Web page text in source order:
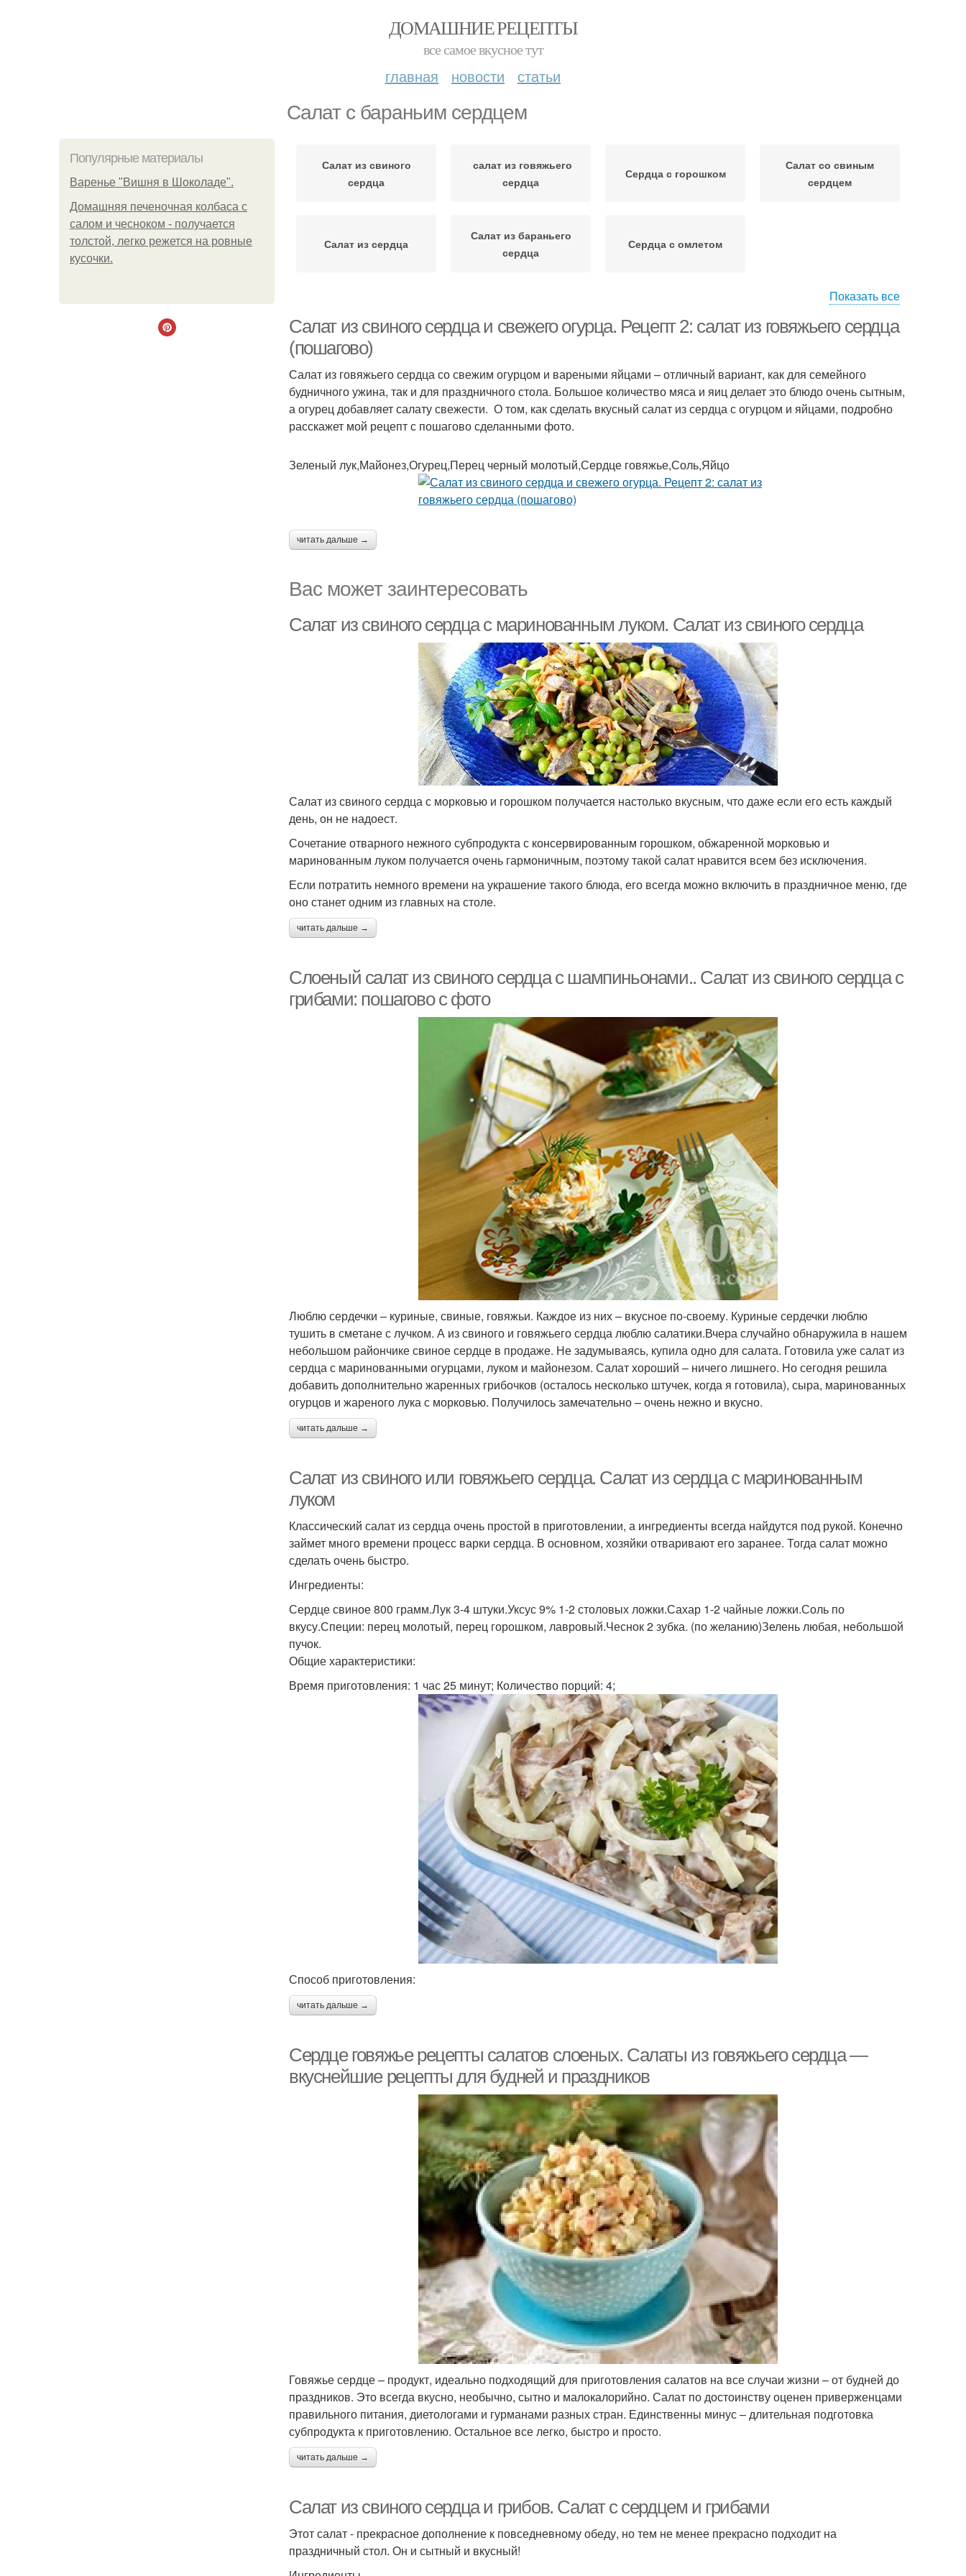
ДОМАШНИЕ РЕЦЕПТЫ
все самое вкусное тут
главная новости статьи
Салат с бараньим сердцем
Популярные материалы
Варенье "Вишня в Шоколаде".
Домашняя печеночная колбаса с
салом и чесноком - получается
толстой, легко режется на ровные
кусочки.
Салат из свиного
сердца
салат из говяжьего
сердца
Сердца с горошком
Салат со свиным
сердцем
Салат из сердца
Салат из бараньего
сердца
Сердца с омлетом
Показать все
Салат из свиного сердца и свежего огурца. Рецепт 2: салат из говяжьего сердца
(пошагово)
Салат из говяжьего сердца со свежим огурцом и вареными яйцами – отличный вариант, как для семейного
будничного ужина, так и для праздничного стола. Большое количество мяса и яиц делает это блюдо очень сытным,
а огурец добавляет салату свежести. О том, как сделать вкусный салат из сердца с огурцом и яйцами, подробно
расскажет мой рецепт с пошагово сделанными фото.
Зеленый лук,Майонез,Огурец,Перец черный молотый,Сердце говяжье,Соль,Яйцо
читать дальше →
Вас может заинтересовать
Салат из свиного сердца с маринованным луком. Салат из свиного сердца
Салат из свиного сердца с морковью и горошком получается настолько вкусным, что даже если его есть каждый
день, он не надоест.
Сочетание отварного нежного субпродукта с консервированным горошком, обжаренной морковью и
маринованным луком получается очень гармоничным, поэтому такой салат нравится всем без исключения.
Если потратить немного времени на украшение такого блюда, его всегда можно включить в праздничное меню, где
оно станет одним из главных на столе.
читать дальше →
Слоеный салат из свиного сердца с шампиньонами.. Салат из свиного сердца с
грибами: пошагово с фото
Люблю сердечки – куриные, свиные, говяжьи. Каждое из них – вкусное по-своему. Куриные сердечки люблю
тушить в сметане с лучком. А из свиного и говяжьего сердца люблю салатики.Вчера случайно обнаружила в нашем
небольшом райончике свиное сердце в продаже. Не задумываясь, купила одно для салата. Готовила уже салат из
сердца с маринованными огурцами, луком и майонезом. Салат хороший – ничего лишнего. Но сегодня решила
добавить дополнительно жаренных грибочков (осталось несколько штучек, когда я готовила), сыра, маринованных
огурцов и жареного лука с морковью. Получилось замечательно – очень нежно и вкусно.
читать дальше →
Салат из свиного или говяжьего сердца. Салат из сердца с маринованным
луком
Классический салат из сердца очень простой в приготовлении, а ингредиенты всегда найдутся под рукой. Конечно
займет много времени процесс варки сердца. В основном, хозяйки отваривают его заранее. Тогда салат можно
сделать очень быстро.
Ингредиенты:
Сердце свиное 800 грамм.Лук 3-4 штуки.Уксус 9% 1-2 столовых ложки.Сахар 1-2 чайные ложки.Соль по
вкусу.Специи: перец молотый, перец горошком, лавровый.Чеснок 2 зубка. (по желанию)Зелень любая, небольшой
пучок.
Общие характеристики:
Время приготовления: 1 час 25 минут; Количество порций: 4;
Способ приготовления:
читать дальше →
Сердце говяжье рецепты салатов слоеных. Салаты из говяжьего сердца —
вкуснейшие рецепты для будней и праздников
Говяжье сердце – продукт, идеально подходящий для приготовления салатов на все случаи жизни – от будней до
праздников. Это всегда вкусно, необычно, сытно и малокалорийно. Салат по достоинству оценен приверженцами
правильного питания, диетологами и гурманами разных стран. Единственны минус – длительная подготовка
субпродукта к приготовлению. Остальное все легко, быстро и просто.
читать дальше →
Салат из свиного сердца и грибов. Салат с сердцем и грибами
Этот салат - прекрасное дополнение к повседневному обеду, но тем не менее прекрасно подходит на
праздничный стол. Он и сытный и вкусный!